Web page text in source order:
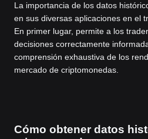
La importancia de los datos
en sus diversas aplicaciones en el
En primer lugar, permite a los
decisiones correctamente
comprensión exhaustiva de los
mercado de criptomonedas.
Cómo obtener datos